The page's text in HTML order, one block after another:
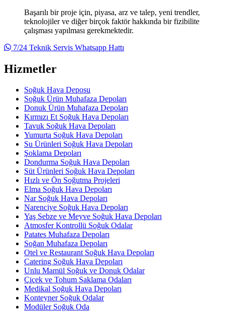
Başarılı bir proje için, piyasa, arz ve talep, yeni trendler,
teknolojiler ve diğer birçok faktör hakkında bir fizibilite
çalışması yapılması gerekmektedir.
7/24 Teknik Servis Whatsapp Hattı
Hizmetler
Soğuk Hava Deposu
Soğuk Ürün Muhafaza Depoları
Donuk Ürün Muhafaza Depoları
Kırmızı Et Soğuk Hava Depoları
Tavuk Soğuk Hava Depoları
Yumurta Soğuk Hava Depoları
Su Ürünleri Soğuk Hava Depoları
Şoklama Depoları
Dondurma Soğuk Hava Depoları
Süt Ürünleri Soğuk Hava Depoları
Hızlı ve Ön Soğutma Projeleri
Elma Soğuk Hava Depoları
Nar Soğuk Hava Depoları
Narenciye Soğuk Hava Depoları
Yaş Sebze ve Meyve Soğuk Hava Depoları
Atmosfer Kontrollü Soğuk Odalar
Patates Muhafaza Depoları
Soğan Muhafaza Depoları
Otel ve Restaurant Soğuk Hava Depoları
Catering Soğuk Hava Depoları
Unlu Mamül Soğuk ve Donuk Odalar
Çiçek ve Tohum Saklama Odaları
Medikal Soğuk Hava Depoları
Konteyner Soğuk Odalar
Modüler Soğuk Oda